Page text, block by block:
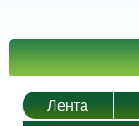
Главное меню
Лента